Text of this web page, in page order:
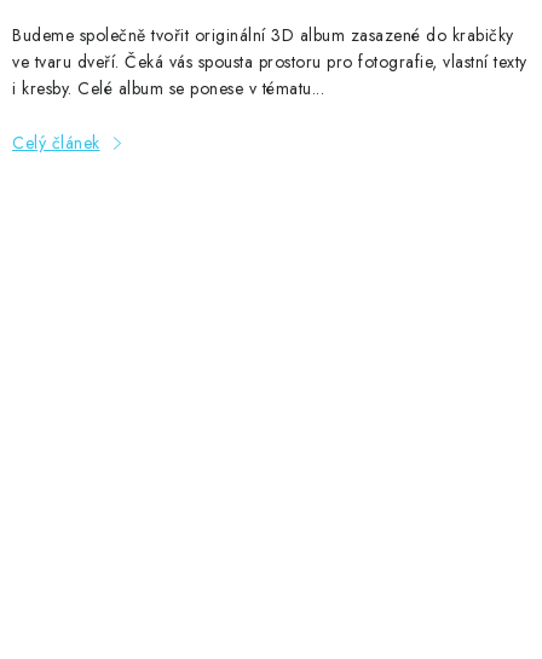
Budeme společně tvořit originální 3D album zasazené do krabičky
ve tvaru dveří. Čeká vás spousta prostoru pro fotografie, vlastní texty
i kresby. Celé album se ponese v tématu...
Celý článek